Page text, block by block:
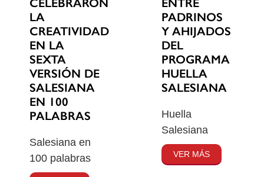
CELEBRARON
LA
CREATIVIDAD
EN LA
SEXTA
VERSIÓN DE
SALESIANA
EN 100
PALABRAS
Salesiana en
100 palabras
ENTRE
PADRINOS
Y AHIJADOS
DEL
PROGRAMA
HUELLA
SALESIANA
Huella
Salesiana
VER MÁS